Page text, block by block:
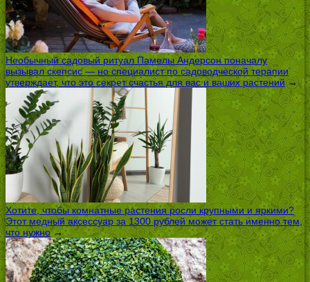
Необычный садовый ритуал Памелы Андерсон поначалу
вызывал скепсис — но специалист по садоводческой терапии
утверждает, что это секрет счастья для вас и ваших растений→
Хотите, чтобы комнатные растения росли крупными и яркими?
Этот медный аксессуар за 1300 рублей может стать именно тем,
что нужно→